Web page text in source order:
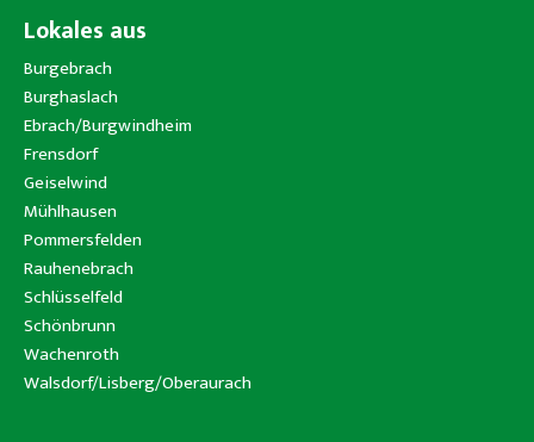
Lokales aus
Burgebrach
Burghaslach
Ebrach/Burgwindheim
Frensdorf
Geiselwind
Mühlhausen
Pommersfelden
Rauhenebrach
Schlüsselfeld
Schönbrunn
Wachenroth
Walsdorf/Lisberg/Oberaurach